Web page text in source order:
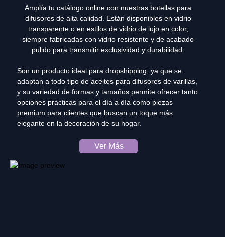
Amplía tu catálogo online con nuestras botellas para
difusores de alta calidad. Están disponibles en vidrio
transparente o en estilos de vidrio de lujo en color,
siempre fabricadas con vidrio resistente y de acabado
pulido para transmitir exclusividad y durabilidad.
Son un producto ideal para dropshipping, ya que se
adaptan a todo tipo de aceites para difusores de varillas,
y su variedad de formas y tamaños permite ofrecer tanto
opciones prácticas para el día a día como piezas
premium para clientes que buscan un toque más
elegante en la decoración de su hogar.
Ver Más